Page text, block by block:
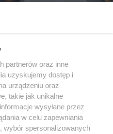
nie może być powielany i
w jakikolwiek
lub mechaniczny) na
formie, włącznie z
zgody właściciela praw.
utworów w całości lub w
właściwej zgody, jest
być ścigane prawnie.
partnerów oraz inne
uzyskujemy dostęp i
urządzeniu oraz
takie jak unikalne
wysyłane przez
w celu zapewniania
wybór spersonalizowanych